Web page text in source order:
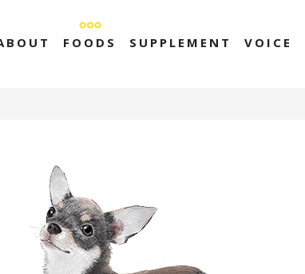
FOODS SUPPLEMENT VOICE